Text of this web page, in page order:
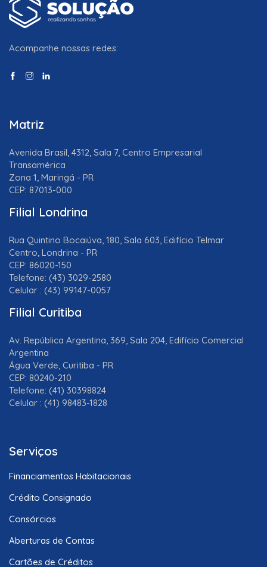
Acompanhe nossas redes:
Matriz
Avenida Brasil, 4312, Sala 7, Centro Empresarial
Transamérica
Zona 1, Maringá - PR
CEP: 87013-000
Filial Londrina
Rua Quintino Bocaiúva, 180, Sala 603, Edifício Telmar
Centro, Londrina - PR
CEP: 86020-150
Telefone: (43) 3029-2580
Celular : (43) 99147-0057
Filial Curitiba
Av. República Argentina, 369, Sala 204, Edifício Comercial
Argentina
Água Verde, Curitiba - PR
CEP: 80240-210
Telefone: (41) 30398824
Celular : (41) 98483-1828
Serviços
Financiamentos Habitacionais
Crédito Consignado
Consórcios
Aberturas de Contas
Cartões de Créditos